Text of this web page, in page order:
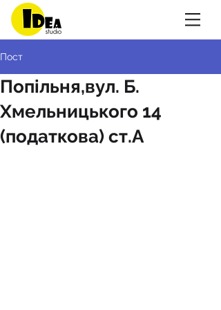
Пост
Попільня,вул. Б.
Хмельницького 14
(податкова) ст.А